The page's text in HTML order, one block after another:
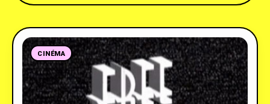
CINÉMA